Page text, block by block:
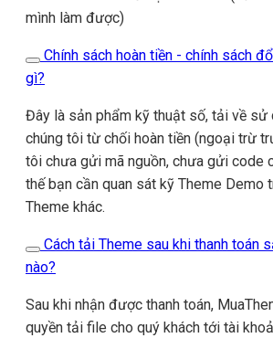
mình làm được)
Chính sách hoàn tiền - chính sách
gì?
Đây là sản phẩm kỹ thuật số, tải về sử
chúng tôi từ chối hoàn tiền (ngoại trừ
tôi chưa gửi mã nguồn, chưa gửi code
thế bạn cần quan sát kỹ Theme Demo
Theme khác.
Cách tải Theme sau khi thanh toán
nào?
Sau khi nhận được thanh toán,
quyền tải file cho quý khách tới tài